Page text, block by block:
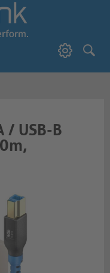
/ USB-B